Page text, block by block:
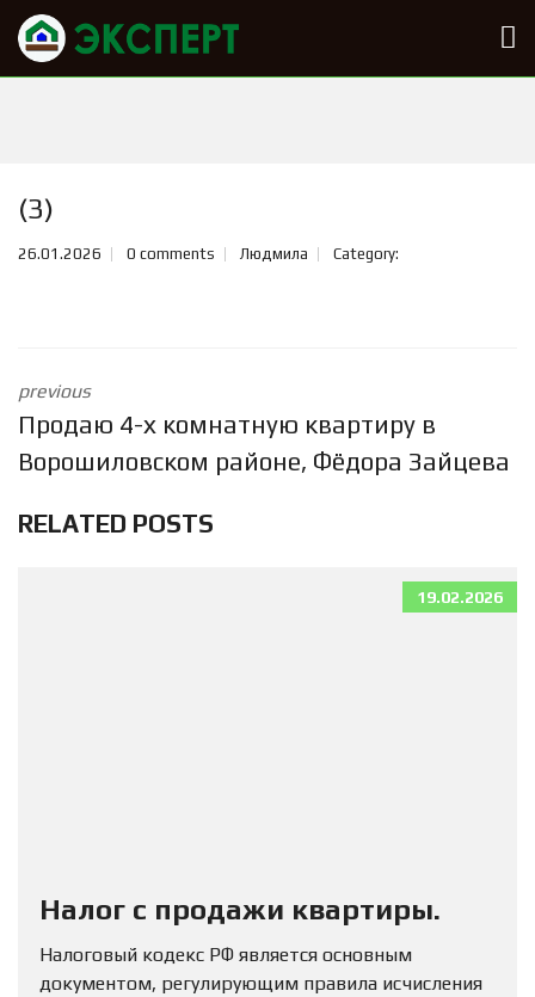
(3)
26.01.2026 0 comments Людмила Category:
previous
Продаю 4-х комнатную квартиру в
Ворошиловском районе, Фёдора Зайцева
RELATED POSTS
19.02.2026
Налог с продажи квартиры.
Налоговый кодекс РФ является основным
документом, регулирующим правила исчисления